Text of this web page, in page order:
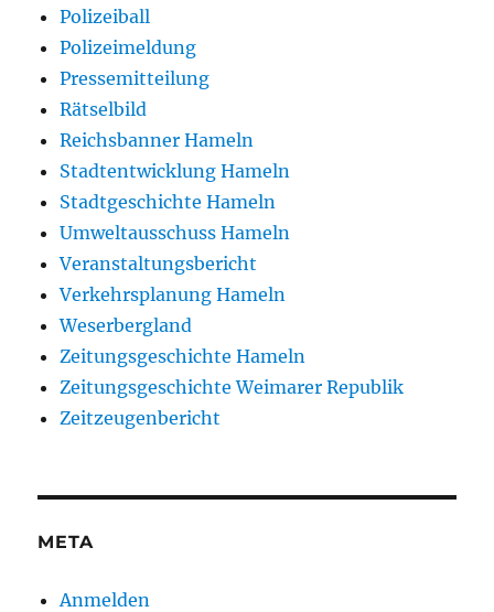
Polizeiball
Polizeimeldung
Pressemitteilung
Rätselbild
Reichsbanner Hameln
Stadtentwicklung Hameln
Stadtgeschichte Hameln
Umweltausschuss Hameln
Veranstaltungsbericht
Verkehrsplanung Hameln
Weserbergland
Zeitungsgeschichte Hameln
Zeitungsgeschichte Weimarer Republik
Zeitzeugenbericht
META
Anmelden